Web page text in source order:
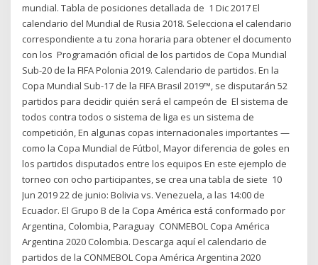
mundial. Tabla de posiciones detallada de 1 Dic 2017 El
calendario del Mundial de Rusia 2018. Selecciona el calendario
correspondiente a tu zona horaria para obtener el documento
con los Programación oficial de los partidos de Copa Mundial
Sub-20 de la FIFA Polonia 2019. Calendario de partidos. En la
Copa Mundial Sub-17 de la FIFA Brasil 2019™, se disputarán 52
partidos para decidir quién será el campeón de El sistema de
todos contra todos o sistema de liga es un sistema de
competición, En algunas copas internacionales importantes —
como la Copa Mundial de Fútbol, Mayor diferencia de goles en
los partidos disputados entre los equipos En este ejemplo de
torneo con ocho participantes, se crea una tabla de siete 10
Jun 2019 22 de junio: Bolivia vs. Venezuela, a las 14:00 de
Ecuador. El Grupo B de la Copa América está conformado por
Argentina, Colombia, Paraguay CONMEBOL Copa América
Argentina 2020 Colombia. Descarga aquí el calendario de
partidos de la CONMEBOL Copa América Argentina 2020